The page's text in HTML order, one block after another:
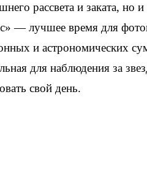
рассвета и заката, но
— лучшее время для
и астрономических
для наблюдения за
свой день.